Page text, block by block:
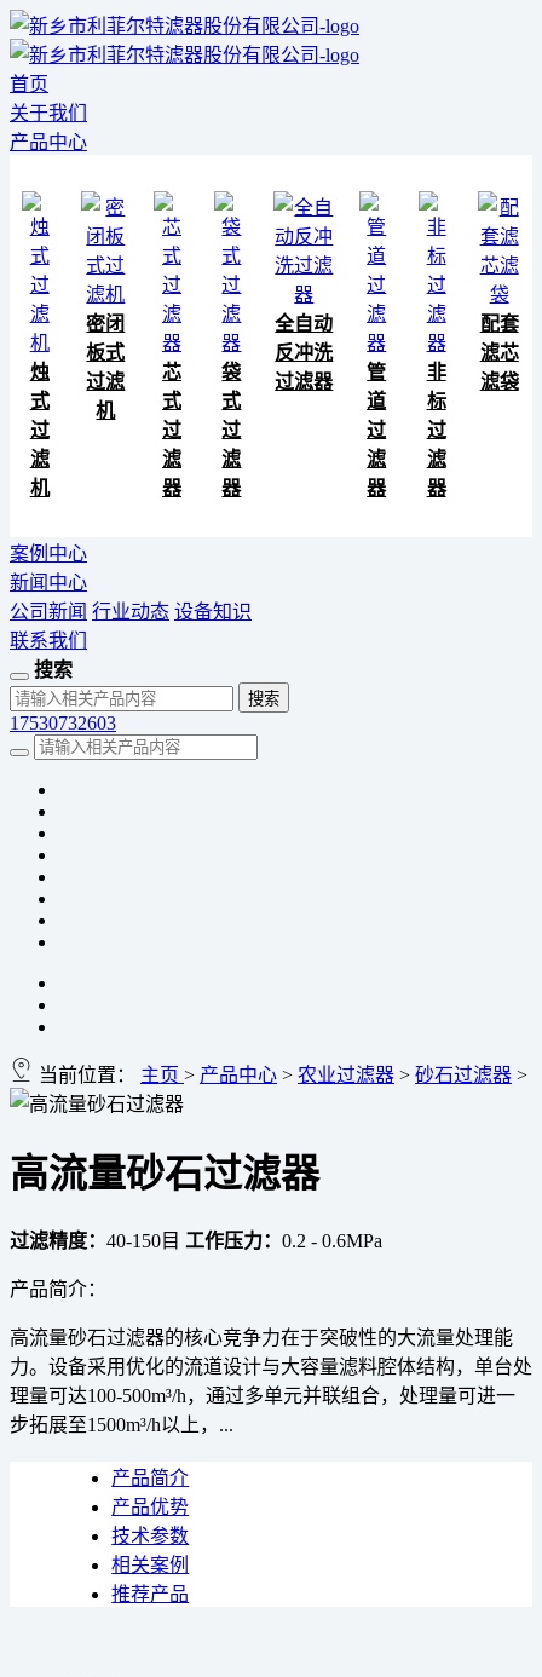
首页
关于我们
产品中心
烛
式
过
滤
机
密闭
板式
过滤
机
芯
式
过
滤
器
袋
式
过
滤
器
全自动
反冲洗
过滤器
管
道
过
滤
器
非
标
过
滤
器
配套
滤芯
滤袋
案例中心
新闻中心
公司新闻 行业动态 设备知识
联系我们
搜索
17530732603
当前位置： 主页 > 产品中心 > 农业过滤器 > 砂石过滤器 >
高流量砂石过滤器
过滤精度： 40-150目 工作压力： 0.2 - 0.6MPa
产品简介：
高流量砂石过滤器的核心竞争力在于突破性的大流量处理能
力。设备采用优化的流道设计与大容量滤料腔体结构，单台处
理量可达100-500m³/h，通过多单元并联组合，处理量可进一
步拓展至1500m³/h以上，...
产品简介
产品优势
技术参数
相关案例
推荐产品